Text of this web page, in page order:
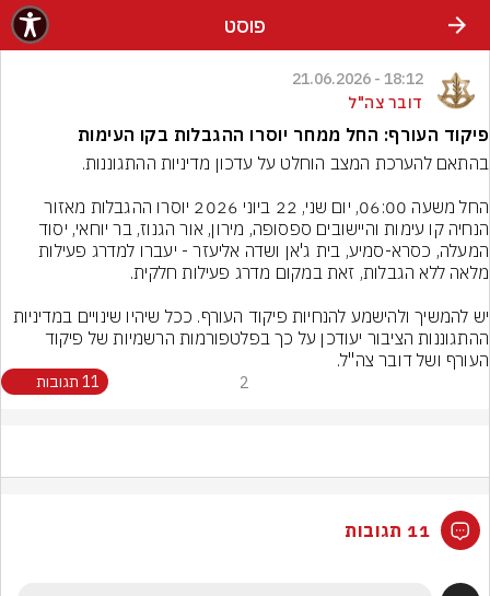
פוסט
18:12 - 21.06.2026
דובר צה"ל
פיקוד העורף: החל ממחר יוסרו ההגבלות בקו העימות
החל משעה 06:00, יום שני, 22 ביוני 2026 יוסרו ההגבלות מאזור
המעלה, כסרא-סמיע, בית ג'אן ושדה אליעזר - יעברו למדרג פעילות
העורף ושל דובר צה"ל.
2 11 תגובות
11 תגובות